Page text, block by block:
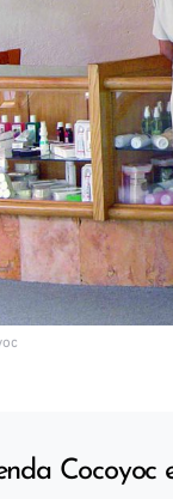
Cocoyoc